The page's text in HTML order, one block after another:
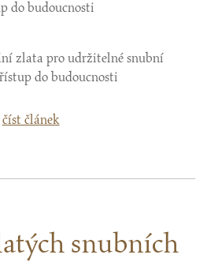
zlata pro udržitelné snubní
do budoucnosti
číst článek
snubních